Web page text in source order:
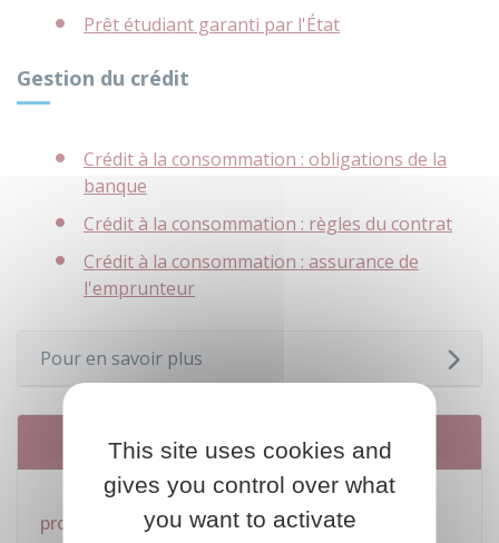
Prêt étudiant garanti par l'État
Gestion du crédit
Crédit à la consommation : obligations de la
banque
Crédit à la consommation : règles du contrat
Crédit à la consommation : assurance de
l'emprunteur
Pour en savoir plus
Services en ligne et formulaires
Répondre au courrier de la banque d'un
proche dont vous vous êtes porté caution
This site uses cookies and
gives you control over what
you want to activate